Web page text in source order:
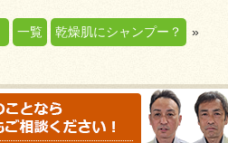
一覧 乾燥肌にシャンプー？ »